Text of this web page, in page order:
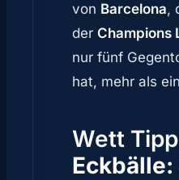
von Barcelona,
der Champions
nur fünf
hat, mehr als
Wett Tipp